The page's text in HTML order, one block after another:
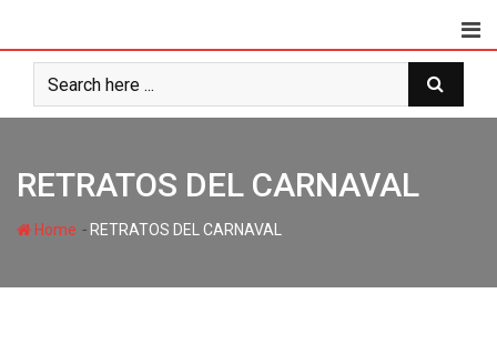
RETRATOS DEL CARNAVAL
Home - RETRATOS DEL CARNAVAL